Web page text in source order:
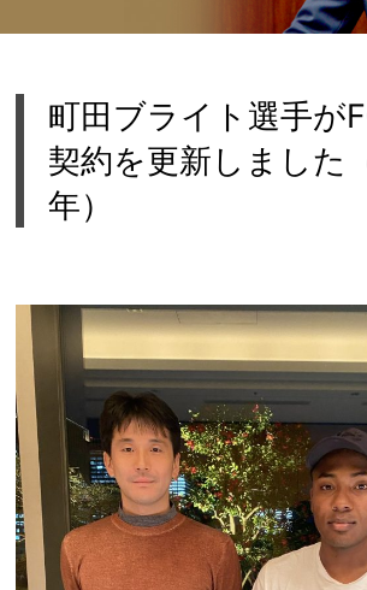
町田ブライト選手が
契約を更新しました
年）